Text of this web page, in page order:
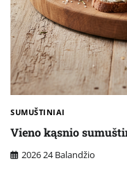
SUMUŠTINIAI
Vieno kąsnio
2026 24 Balandžio